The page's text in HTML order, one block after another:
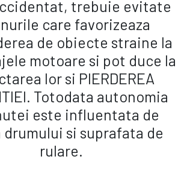
trebuie evitate
care favorizeaza
de obiecte straine la
motoare si pot duce la
lor si PIERDEREA
Totodata autonomia
este influentata de
drumului si suprafata de
rulare.